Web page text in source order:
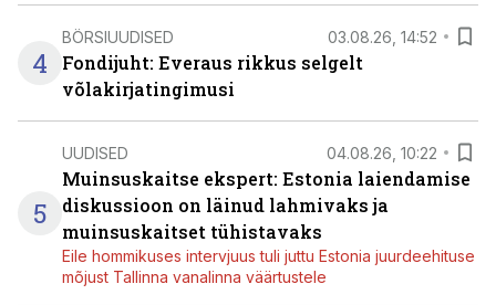
4
BÖRSIUUDISED 03.08.26, 14:52
Fondijuht: Everaus rikkus selgelt
võlakirjatingimusi
5
UUDISED 04.08.26, 10:22
Muinsuskaitse ekspert: Estonia laiendamise
diskussioon on läinud lahmivaks ja
muinsuskaitset tühistavaks
Eile hommikuses intervjuus tuli juttu Estonia juurdeehituse
mõjust Tallinna vanalinna väärtustele